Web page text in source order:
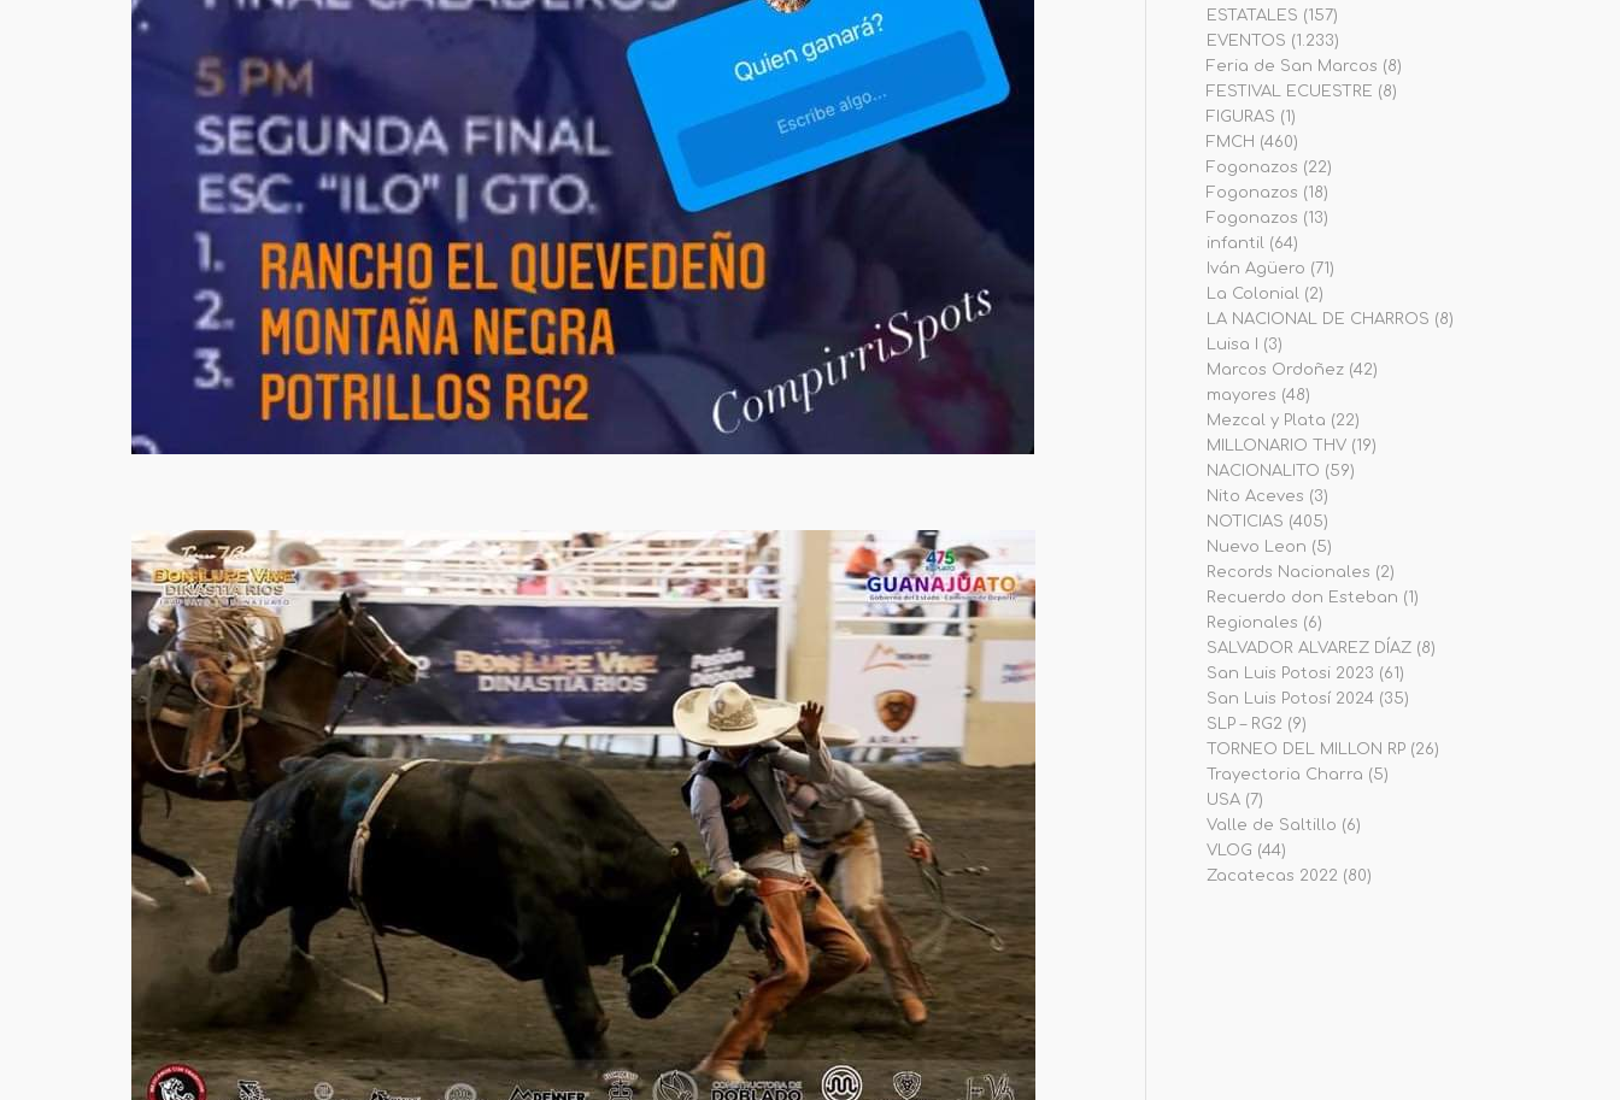
ESTATALES (157)
EVENTOS (1.233)
Feria de San Marcos (8)
FESTIVAL ECUESTRE (8)
FIGURAS (1)
FMCH (460)
Fogonazos (22)
Fogonazos (18)
Fogonazos (13)
infantil
(64)
Iván Agüero (71)
La Colonial
(2)
LA NACIONAL DE CHARROS (8)
Luisa I
(3)
Marcos Ordoñez (42)
mayores (48)
Mezcal y Plata (22)
MILLONARIO THV (19)
NACIONALITO (59)
Nito Aceves (3)
NOTICIAS (405)
Nuevo Leon (5)
Records Nacionales (2)
Recuerdo don Esteban (1)
Regionales (6)
SALVADOR ALVAREZ DÍAZ (8)
San Luis Potosi 2023 (61)
San Luis Potosí 2024 (35)
SLP – RG2 (9)
TORNEO DEL MILLON RP (26)
Trayectoria Charra (5)
USA (7)
Valle de Saltillo (6)
VLOG (44)
Zacatecas 2022 (80)